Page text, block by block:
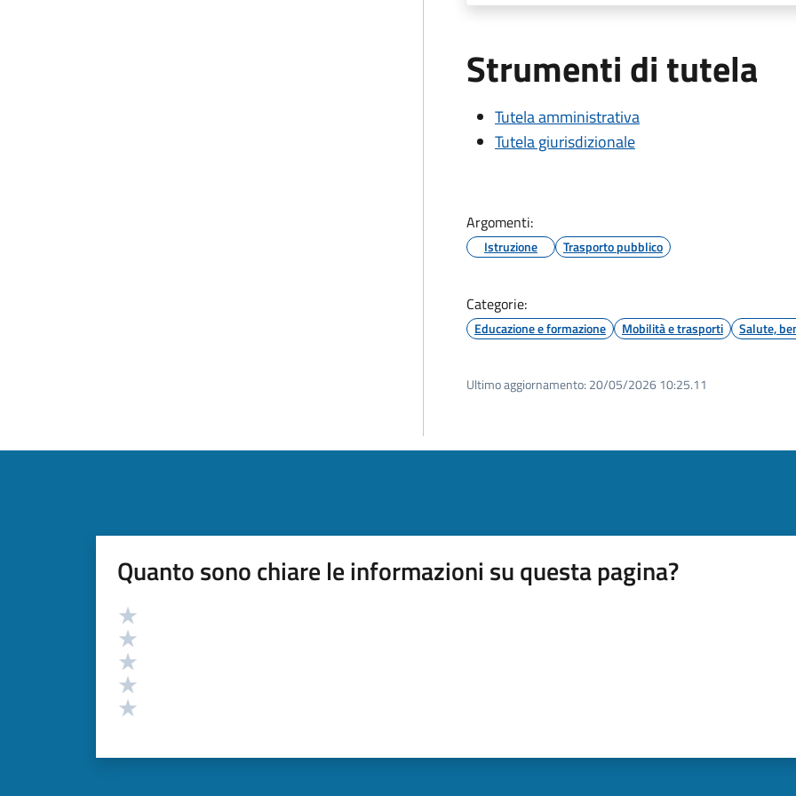
Strumenti di tutela
Tutela amministrativa
Tutela giurisdizionale
Argomenti:
Istruzione Trasporto pubblico
Categorie:
Educazione e formazione Mobilità e trasporti Salute,
Ultimo aggiornamento: 20/05/2026 10:25.11
Quanto sono chiare le informazioni su questa pagina?
Valutazione